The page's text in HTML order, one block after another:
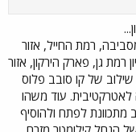
רמת החייל, אזור
רמת גן, פארק הירקון, אזור
של קו סובב פלוס
לאטרקטיבית. עוד משהו
מתכוונת לפתח ולהוסיף